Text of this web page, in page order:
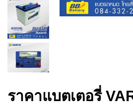
ราคาแบตเตอรี่